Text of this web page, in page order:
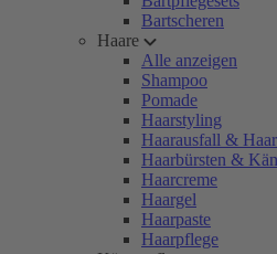
Bartscheren
Haare
Alle anzeigen
Shampoo
Pomade
Haarstyling
Haarausfall &
Haarbürsten &
Haarcreme
Haargel
Haarpaste
Haarpflege